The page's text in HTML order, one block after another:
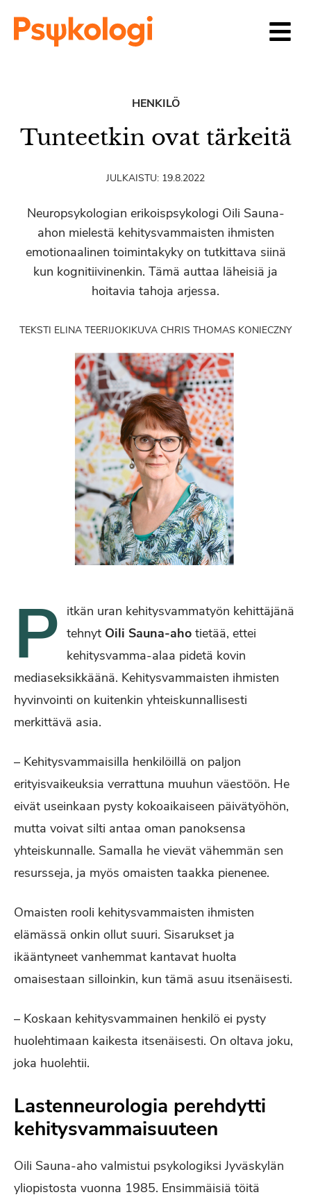
HENKILÖ
Tunteetkin ovat tärkeitä
JULKAISTU: 19.8.2022
Neuropsykologian erikoispsykologi Oili Sauna-
ahon mielestä kehitysvammaisten ihmisten
emotionaalinen toimintakyky on tutkittava siinä
kun kognitiivinenkin. Tämä auttaa läheisiä ja
hoitavia tahoja arjessa.
TEKSTI ELINA TEERIJOKIKUVA CHRIS THOMAS KONIECZNY
P itkän uran kehitysvammatyön kehittäjänä
tehnyt Oili Sauna-aho tietää, ettei
kehitysvamma-alaa pidetä kovin
mediaseksikkäänä. Kehitysvammaisten ihmisten
hyvinvointi on kuitenkin yhteiskunnallisesti
merkittävä asia.
– Kehitysvammaisilla henkilöillä on paljon
erityisvaikeuksia verrattuna muuhun väestöön. He
eivät useinkaan pysty kokoaikaiseen päivätyöhön,
mutta voivat silti antaa oman panoksensa
yhteiskunnalle. Samalla he vievät vähemmän sen
resursseja, ja myös omaisten taakka pienenee.
Omaisten rooli kehitysvammaisten ihmisten
elämässä onkin ollut suuri. Sisarukset ja
ikääntyneet vanhemmat kantavat huolta
omaisestaan silloinkin, kun tämä asuu itsenäisesti.
– Koskaan kehitysvammainen henkilö ei pysty
huolehtimaan kaikesta itsenäisesti. On oltava joku,
joka huolehtii.
Lastenneurologia perehdytti
kehitysvammaisuuteen
Oili Sauna-aho valmistui psykologiksi Jyväskylän
yliopistosta vuonna 1985. Ensimmäisiä töitä